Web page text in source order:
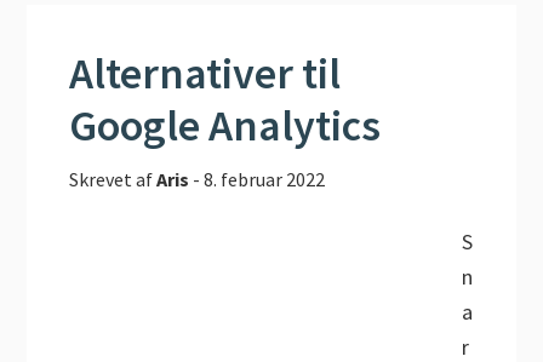
Alternativer til
Google Analytics
Skrevet afAris -8. februar 2022
S
n
a
r